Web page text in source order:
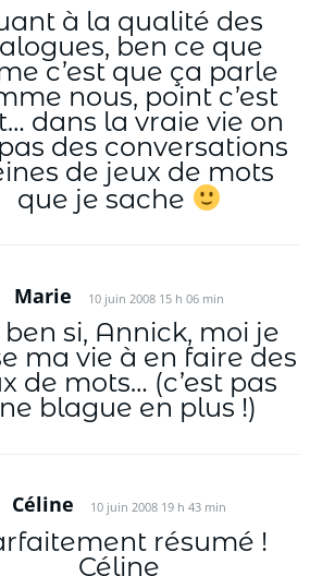
à la qualité des
ben ce que
c’est que ça parle
nous, point c’est
dans la vraie vie on
pas des conversations
de jeux de mots
que je sache
Marie 10 juin 2008 15 h 06 min
ben si, Annick, moi je
ma vie à en faire des
de mots… (c’est pas
blague en plus !)
Céline 10 juin 2008 19 h 43 min
résumé !
Céline